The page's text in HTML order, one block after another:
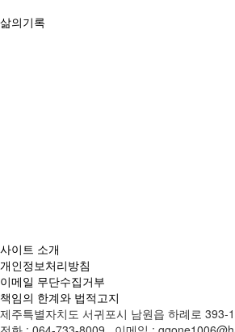
삶의기록
사이트 소개
개인정보처리방침
이메일 무단수집거부
책임의 한계와 법적고지
제주특별자치도 서귀포시 남원읍 하례로 393-